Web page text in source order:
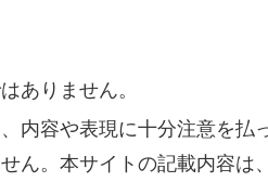
ありません。
内容や表現に十分注意を
ん。本サイトの記載内容は